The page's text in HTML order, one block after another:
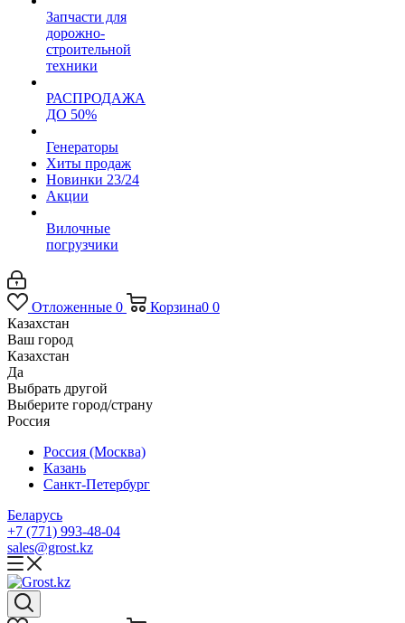
Запчасти для
дорожно-
строительной
техники
РАСПРОДАЖА
ДО 50%
Генераторы
Хиты продаж
Новинки 23/24
Акции
Вилочные
погрузчики
Отложенные 0 Корзина0 0
Казахстан
Ваш город
Казахстан
Да
Выбрать другой
Выберите город/страну
Россия
Россия (Москва)
Казань
Санкт-Петербург
Беларусь
+7 (771) 993-48-04
sales@grost.kz